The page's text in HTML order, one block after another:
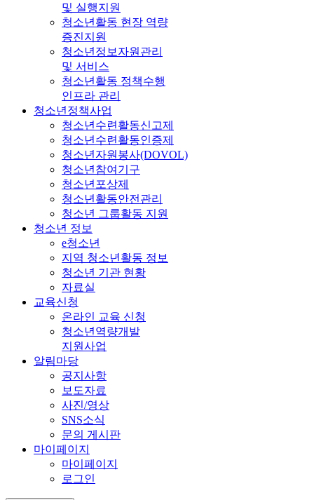
및 실행지원
청소년활동 현장 역량
증진지원
청소년정보자원관리
및 서비스
청소년활동 정책수행
인프라 관리
청소년정책사업
청소년수련활동신고제
청소년수련활동인증제
청소년자원봉사(DOVOL)
청소년참여기구
청소년포상제
청소년활동안전관리
청소년 그룹활동 지원
청소년 정보
e청소년
지역 청소년활동 정보
청소년 기관 현황
자료실
교육신청
온라인 교육 신청
청소년역량개발
지원사업
알림마당
공지사항
보도자료
사진/영상
SNS소식
문의 게시판
마이페이지
마이페이지
로그인